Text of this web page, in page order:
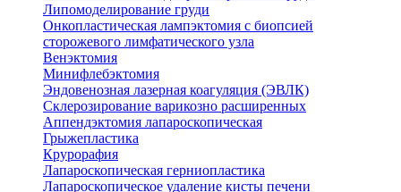
Липомоделирование груди
Онкопластическая лампэктомия с биопсией
сторожевого лимфатического узла
Венэктомия
Минифлебэктомия
Эндовенозная лазерная коагуляция (ЭВЛК)
Склерозирование варикозно расширенных
Аппендэктомия лапароскопическая
Грыжепластика
Крурорафия
Лапароскопическая герниопластика
Лапароскопическое удаление кисты печени